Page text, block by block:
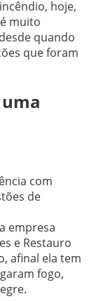
hoje,
muito
quando
que foram
com
de
empresa
e Restauro
afinal ela tem
fogo,